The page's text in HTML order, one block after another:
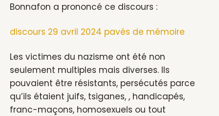
Bonnafon a prononcé ce discours :
discours 29 avril 2024 pavés de mémoire
Les victimes du nazisme ont été non
seulement multiples mais diverses. Ils
pouvaient être résistants, persécutés parce
qu’ils étaient juifs, tsiganes, , handicapés,
franc-maçons, homosexuels ou tout